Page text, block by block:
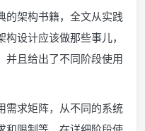
的架构书籍，全文从实践
设计应该做那些事儿，
并且给出了不同阶段使用
需求矩阵，从不同的系统